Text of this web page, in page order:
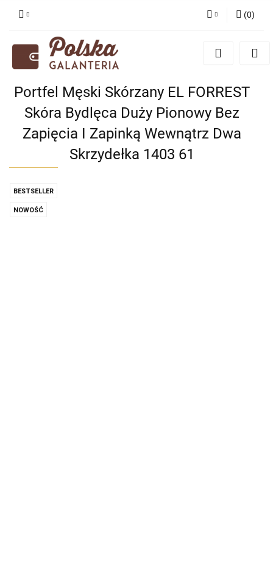
Zaloguj się
(0)
Portfel Męski Skórzany EL FORREST
Skóra Bydlęca Duży Pionowy Bez
Zapięcia I Zapinką Wewnątrz Dwa
Skrzydełka 1403 61
BESTSELLER
NOWOŚĆ